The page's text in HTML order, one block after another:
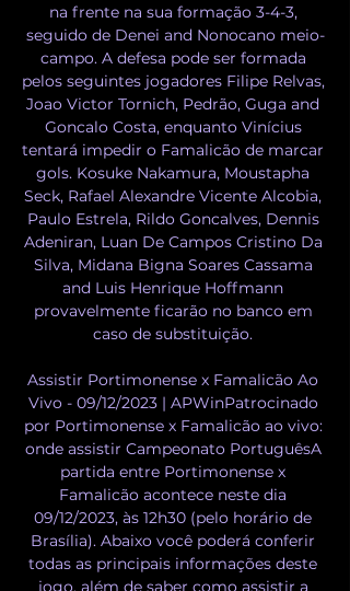
na frente na sua formação 3-4-3,
seguido de Denei and Nonocano meio-
campo. A defesa pode ser formada
pelos seguintes jogadores Filipe Relvas,
Joao Victor Tornich, Pedrão, Guga and
Goncalo Costa, enquanto Vinícius
tentará impedir o Famalicão de marcar
gols. Kosuke Nakamura, Moustapha
Seck, Rafael Alexandre Vicente Alcobia,
Paulo Estrela, Rildo Goncalves, Dennis
Adeniran, Luan De Campos Cristino Da
Silva, Midana Bigna Soares Cassama
and Luis Henrique Hoffmann
provavelmente ficarão no banco em
caso de substituição.
Assistir Portimonense x Famalicão Ao
Vivo - 09/12/2023 | APWinPatrocinado
por Portimonense x Famalicão ao vivo:
onde assistir Campeonato PortuguêsA
partida entre Portimonense x
Famalicão acontece neste dia
09/12/2023, às 12h30 (pelo horário de
Brasília). Abaixo você poderá conferir
todas as principais informações deste
jogo, além de saber como assistir a